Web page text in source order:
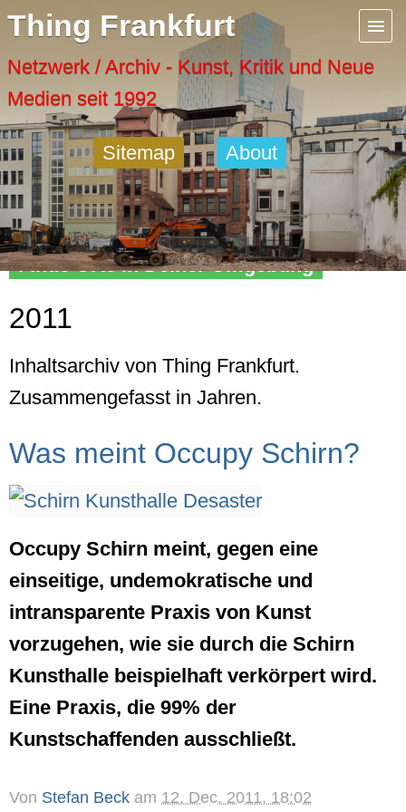
Thing Frankfurt
Netzwerk / Archiv - Kunst, Kritik und Neue
Medien seit 1992
Sitemap About
Finde Orte in Deiner Umgebung
2011
Inhaltsarchiv von Thing Frankfurt.
Zusammengefasst in Jahren.
Was meint Occupy Schirn?
Occupy Schirn meint, gegen eine
einseitige, undemokratische und
intransparente Praxis von Kunst
vorzugehen, wie sie durch die Schirn
Kunsthalle beispielhaft verkörpert wird.
Eine Praxis, die 99% der
Kunstschaffenden ausschließt.
Von Stefan Beck am 12. Dec. 2011, 18:02
Menu
Artspaces
Cool Places
Frankfurt Diary
Activity
Recent Posts
Home